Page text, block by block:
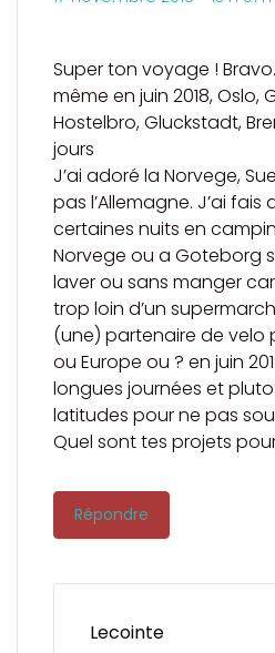
Super ton voyage !
même en juin 2018, Oslo,
Hostelbro, Gluckstadt,
jours
J’ai adoré la Norvege,
pas l’Allemagne. J’ai fais
certaines nuits en
Norvege ou a Goteborg
laver ou sans manger
trop loin d’un
(une) partenaire de velo
ou Europe ou ? en juin
longues journées et
latitudes pour ne pas
Quel sont tes projets pour
Répondre
Lecointe